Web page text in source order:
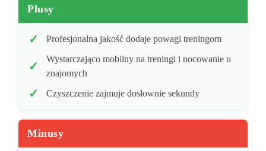
Plusy
Profesjonalna jakość dodaje powagi treningom
Wystarczająco mobilny na treningi i nocowanie u
znajomych
Czyszczenie zajmuje dosłownie sekundy
Minusy